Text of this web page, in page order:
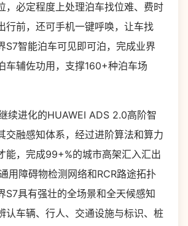
，必定程度上处理泊车找位难、费时
行前，还可手机一键呼唤，让车找
S7智能泊车可见即可泊，完成业界
车辅佐功用，支撑160+种泊车场
续进化的HUAWEI ADS 2.0高阶智
交融感知体系，经过进阶算法和算力
能，完成99+%的城市高架汇入汇出
用障碍物检测网络和RCR路途拓扑
S7具有强壮的全场景和全天候感知
认车辆、行人、交通设施与标识、桩